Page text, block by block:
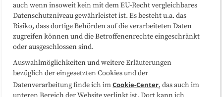
auch wenn insoweit kein mit dem EU-Recht vergleichbares
Datenschutzniveau gewährleistet ist. Es besteht u.a. das
Risiko, dass dortige Behörden auf die verarbeiteten Daten
zugreifen können und die Betroffenenrechte eingeschränkt
oder ausgeschlossen sind.
Auswahlmöglichkeiten und weitere Erläuterungen
bezüglich der eingesetzten Cookies und der
Datenverarbeitung finde ich imCookie-Center, das auch im